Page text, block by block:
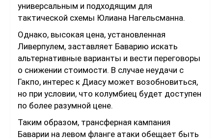
универсальным и подходящим для
тактической схемы Юлиана Нагельсманна.
Однако, высокая цена, установленная
Ливерпулем, заставляет Баварию искать
альтернативные варианты и вести переговоры
о снижении стоимости. В случае неудачи с
Гакпо, интерес к Диасу может возобновиться,
но при условии, что колумбиец будет доступен
по более разумной цене.
Таким образом, трансферная кампания
Баварии на левом фланге атаки обещает быть